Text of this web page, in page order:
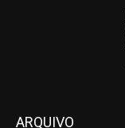
ARQUIVO